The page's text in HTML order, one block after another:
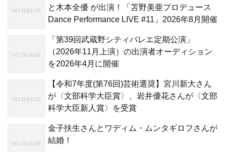
と木本全優 が出演！「苫野美亜プロデュース
Dance Performance LIVE #11」2026年8月開催
「第39回武蔵野シティバレエ定期公演」
（2026年11月上演）の出演者オーディション
を2026年4月に開催
【令和7年度(第76回)芸術選奨】宮川新大さん
が〈文部科学大臣賞〉、岩井優花さんが〈文部
科学大臣新人賞〉を受賞
金子扶生さんとワディム・ムンタギロフさんが
結婚！